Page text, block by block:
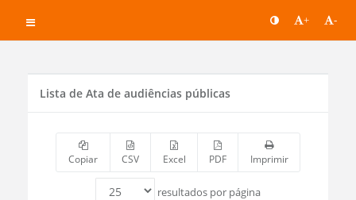
+ -
Lista de Ata de audiências públicas
Copiar CSV Excel PDF Imprimir
resultados por página